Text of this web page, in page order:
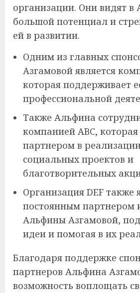
организации. Они видят в
большой потенциал и
ей в развитии.
Одним из главных
Азгамовой является
которая поддерживает
профессиональной
Также Альфина
компанией ABC, которая
партнером в
социальных проектов и
благотворительных
Организация DEF также
постоянным партнером
Альфины Азгамовой,
идеи и помогая в их
Благодаря поддержке
партнеров Альфина
возможность воплощать